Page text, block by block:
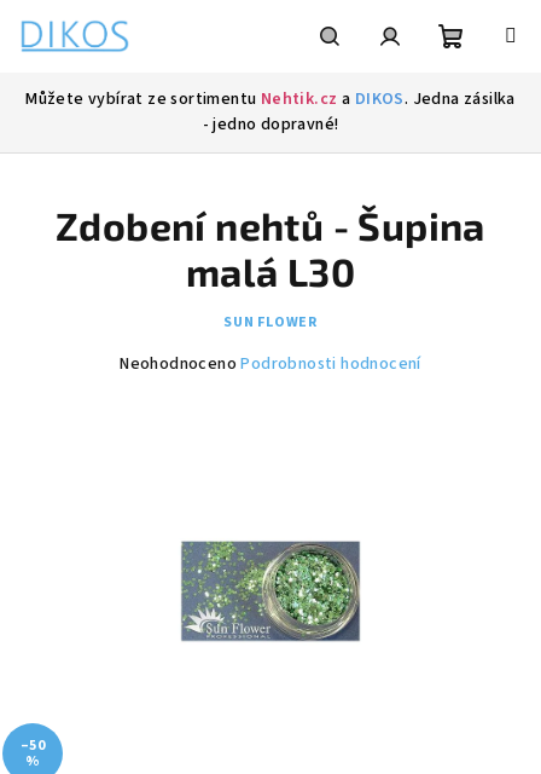
obsah
Můžete vybírat ze sortimentu Nehtik.cz a DIKOS. Jedna zásilka
- jedno dopravné!
Zdobení nehtů - Šupina
malá L30
SUN FLOWER
Průměrné
Neohodnoceno Podrobnosti hodnocení
–50
%